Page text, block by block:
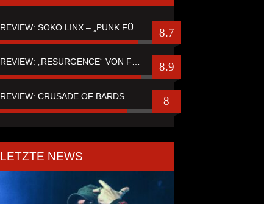
8.7
REVIEW: „RESURGENCE“ VON FUTURE PALACE 8.9
8
LETZTE NEWS